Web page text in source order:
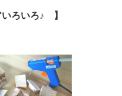
ろいろ♪ 】